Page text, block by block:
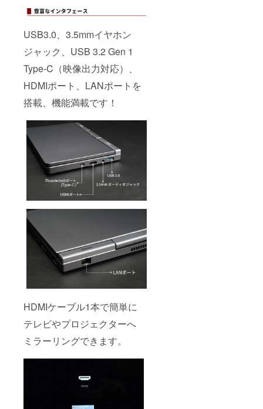
USB3.0、3.5mmイヤホン
ジャック、USB 3.2 Gen 1
Type-C（映像出力対応）、
HDMIポート、LANポートを
搭載、機能満載です！
HDMIケーブル1本で簡単に
テレビやプロジェクターへ
ミラーリングできます。